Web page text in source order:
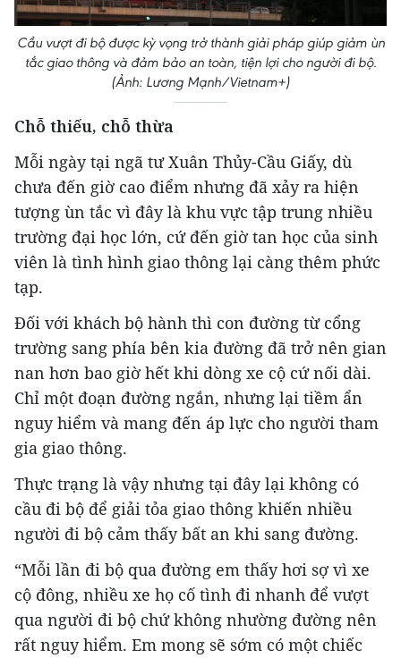
Cầu vượt đi bộ được kỳ vọng trở thành giải pháp giúp giảm ùn
tắc giao thông và đảm bảo an toàn, tiện lợi cho người đi bộ.
(Ảnh: Lương Mạnh/Vietnam+)
Chỗ thiếu, chỗ thừa
Mỗi ngày tại ngã tư Xuân Thủy-Cầu Giấy, dù
chưa đến giờ cao điểm nhưng đã xảy ra hiện
tượng ùn tắc vì đây là khu vực tập trung nhiều
trường đại học lớn, cứ đến giờ tan học của sinh
viên là tình hình giao thông lại càng thêm phức
tạp.
Đối với khách bộ hành thì con đường từ cổng
trường sang phía bên kia đường đã trở nên gian
nan hơn bao giờ hết khi dòng xe cộ cứ nối dài.
Chỉ một đoạn đường ngắn, nhưng lại tiềm ẩn
nguy hiểm và mang đến áp lực cho người tham
gia giao thông.
Thực trạng là vậy nhưng tại đây lại không có
cầu đi bộ để giải tỏa giao thông khiến nhiều
người đi bộ cảm thấy bất an khi sang đường.
“Mỗi lần đi bộ qua đường em thấy hơi sợ vì xe
cộ đông, nhiều xe họ cố tình đi nhanh để vượt
qua người đi bộ chứ không nhường đường nên
rất nguy hiểm. Em mong sẽ sớm có một chiếc